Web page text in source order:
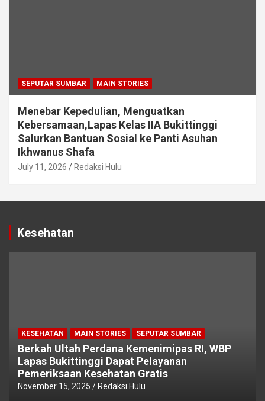
SEPUTAR SUMBAR MAIN STORIES
Menebar Kepedulian, Menguatkan
Kebersamaan,Lapas Kelas IIA Bukittinggi
Salurkan Bantuan Sosial ke Panti Asuhan
Ikhwanus Shafa
July 11, 2026 Redaksi Hulu
Kesehatan
KESEHATAN MAIN STORIES SEPUTAR SUMBAR
Berkah Ultah Perdana Kemenimipas RI, WBP
Lapas Bukittinggi Dapat Pelayanan
Pemeriksaan Kesehatan Gratis
November 15, 2025 Redaksi Hulu